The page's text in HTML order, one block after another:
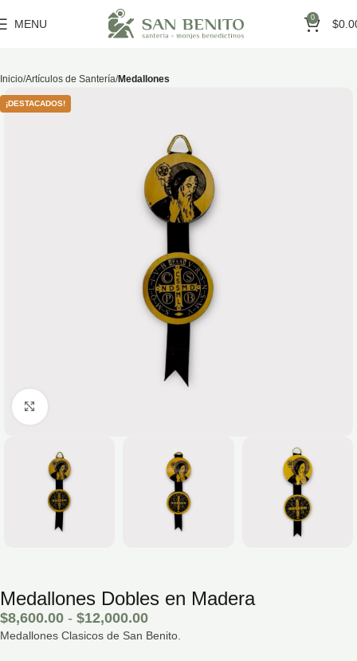
MENU 0 $
Inicio Artículos de Santería Medallones
¡DESTACADOS!
Medallones Dobles en Madera
$8,600.00 - $12,000.00
Medallones Clasicos de San Benito.